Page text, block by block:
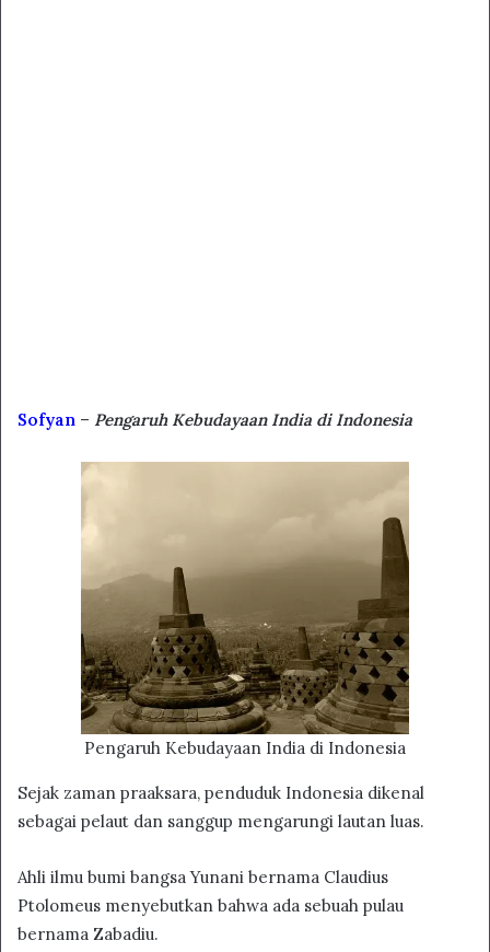
Sofyan – Pengaruh Kebudayaan India di Indonesia
Pengaruh Kebudayaan India di Indonesia
Sejak zaman praaksara, penduduk Indonesia dikenal
sebagai pelaut dan sanggup mengarungi lautan luas.
Ahli ilmu bumi bangsa Yunani bernama Claudius
Ptolomeus menyebutkan bahwa ada sebuah pulau
bernama Zabadiu.